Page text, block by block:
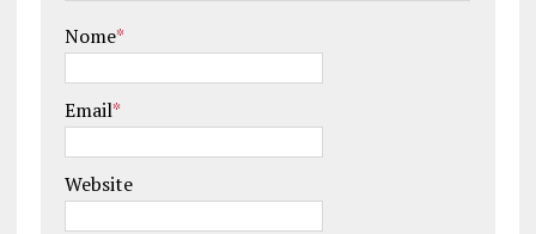
Nome*
Email*
Website